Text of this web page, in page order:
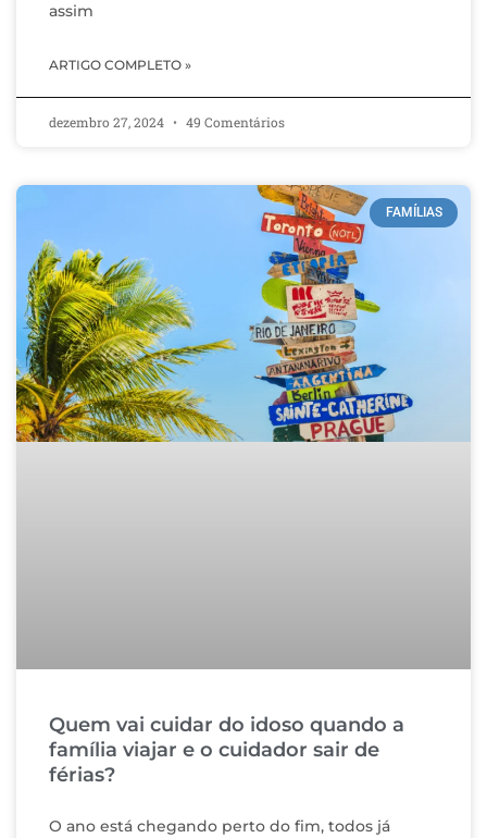
assim
ARTIGO COMPLETO »
dezembro 27, 2024 49 Comentários
FAMÍLIAS
Quem vai cuidar do idoso quando a
família viajar e o cuidador sair de
férias?
O ano está chegando perto do fim, todos já